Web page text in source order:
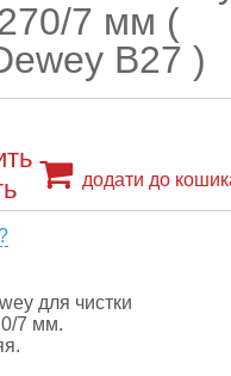
7 мм (
B27 )
додати до
для чистки
7 мм.